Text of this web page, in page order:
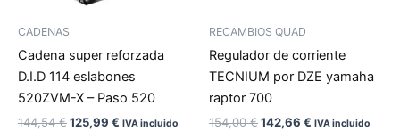
CADENAS
Cadena super reforzada
D.I.D 114 eslabones
520ZVM-X – Paso 520
144,54€El
125,99 € El
IVA incluido
RECAMBIOS QUAD
Regulador de corriente
TECNIUM por DZE yamaha
raptor 700
154,00€El
142,66 € El
IVA incluido